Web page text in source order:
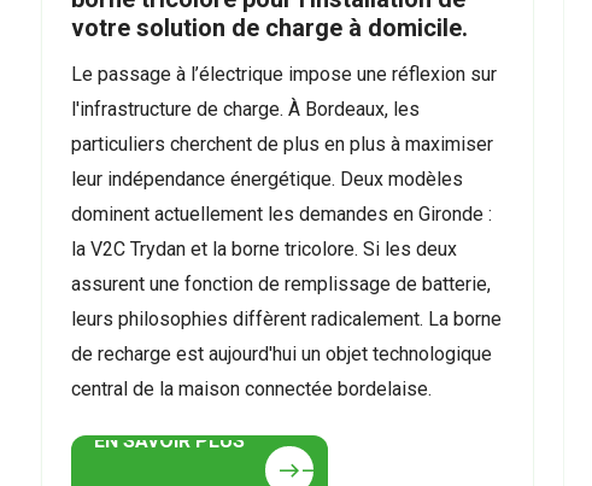
votre solution de charge à domicile.
Le passage à l’électrique impose une réflexion sur
l'infrastructure de charge. À Bordeaux, les
particuliers cherchent de plus en plus à maximiser
leur indépendance énergétique. Deux modèles
dominent actuellement les demandes en Gironde :
la V2C Trydan et la borne tricolore. Si les deux
assurent une fonction de remplissage de batterie,
leurs philosophies diffèrent radicalement. La borne
de recharge est aujourd'hui un objet technologique
central de la maison connectée bordelaise.
EN SAVOIR PLUS
easteast